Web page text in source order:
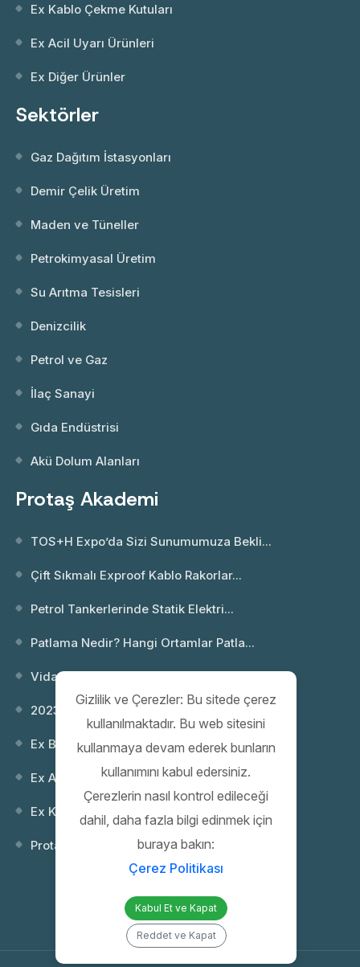
Ex Kablo Çekme Kutuları
Ex Acil Uyarı Ürünleri
Ex Diğer Ürünler
Sektörler
Gaz Dağıtım İstasyonları
Demir Çelik Üretim
Maden ve Tüneller
Petrokimyasal Üretim
Su Arıtma Tesisleri
Denizcilik
Petrol ve Gaz
İlaç Sanayi
Gıda Endüstrisi
Akü Dolum Alanları
Protaş Akademi
TOS+H Expo’da Sizi Sunumumuza Bekli...
Çift Sıkmalı Exproof Kablo Rakorlar...
Petrol Tankerlerinde Statik Elektri...
Patlama Nedir? Hangi Ortamlar Patla...
Vida Dişi Standartları; NPT ve Metr...
2023 Webinar 02: Patlayıcı Ortamlar...
Ex Buatlar
Ex Anahtarlar
Ex Kontrol (Kumanda) Kutuları
Protaş 35. Yıl Gala Gecesi
Gizlilik ve Çerezler: Bu sitede çerez
kullanılmaktadır. Bu web sitesini
kullanmaya devam ederek bunların
kullanımını kabul edersiniz.
Çerezlerin nasıl kontrol edileceği
dahil, daha fazla bilgi edinmek için
buraya bakın:
Çerez Politikası
Kabul Et ve Kapat
Reddet ve Kapat